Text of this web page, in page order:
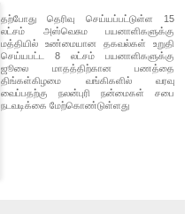
தற்போது தெரிவு செய்யப்பட்டுள்ள 15
லட்சம் அஸ்வெசும பயனாளிகளுக்கு
மத்தியில் உண்மையான தகவல்கள் உறுதி
செய்யபட்ட 8 லட்சம் பயனாளிகளுக்கு
ஜூலை மாதத்திற்கான பணத்தை
திங்கள்கிழமை வங்கிகளில் வரவு
வைப்பதற்கு நலன்புரி நன்மைகள் சபை
நடவடிக்கை மேற்கொண்டுள்ளது